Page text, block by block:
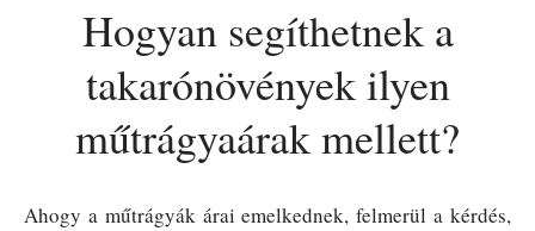
Hogyan segíthetnek a
takarónövények ilyen
műtrágyaárak mellett?
Ahogy a műtrágyák árai emelkednek, felmerül a kérdés,